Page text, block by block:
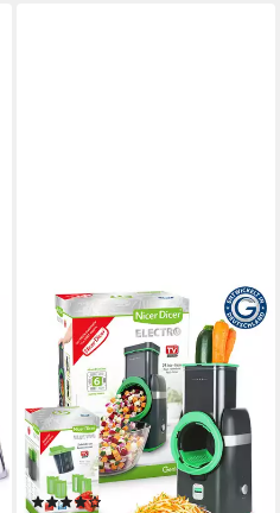
GENIUS
Gemüseschneider Nicer Dicer
Electro Deluxe 32 tlg,
Gemüsehobel elektrisch, 9
Einsätze
80 W Leistung
Netzkabel Betriebsart
Edelstahl Material Messer